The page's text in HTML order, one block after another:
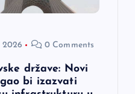
2026 0 Comments
države: Novi
bi izazvati